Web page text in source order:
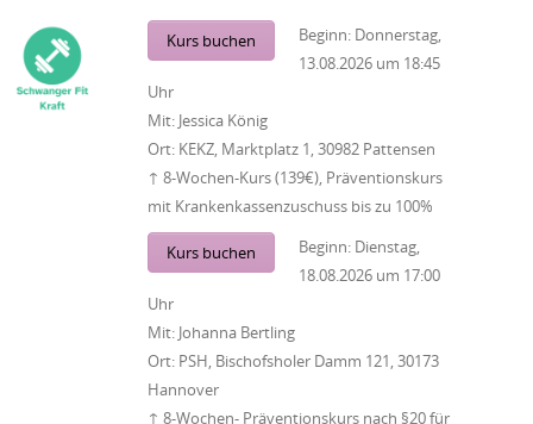
Kurs buchen Beginn: Donnerstag,
13.08.2026 um 18:45
Uhr
Mit: Jessica König
Ort: KEKZ, Marktplatz 1, 30982 Pattensen
↑ 8-Wochen-Kurs (139€), Präventionskurs
mit Krankenkassenzuschuss bis zu 100%
Kurs buchen Beginn: Dienstag,
18.08.2026 um 17:00
Uhr
Mit: Johanna Bertling
Ort: PSH, Bischofsholer Damm 121, 30173
Hannover
↑ 8-Wochen- Präventionskurs nach §20 für